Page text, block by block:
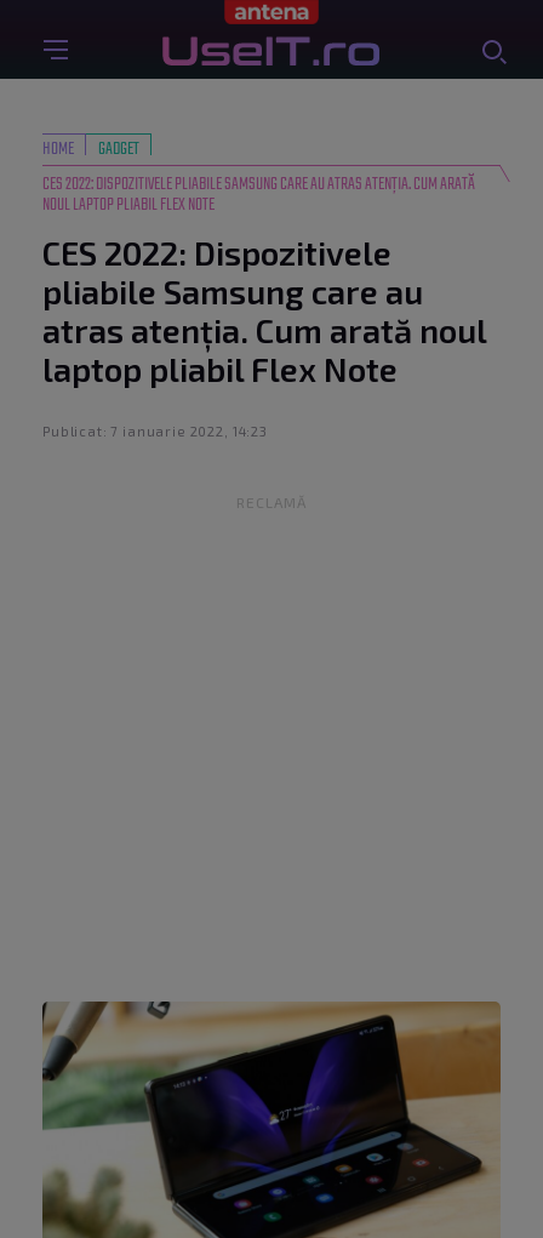
HOME
GADGET
CES 2022: DISPOZITIVELE PLIABILE SAMSUNG CARE AU ATRAS ATENȚIA. CUM ARATĂ
NOUL LAPTOP PLIABIL FLEX NOTE
CES 2022: Dispozitivele
pliabile Samsung care au
atras atenția. Cum arată noul
laptop pliabil Flex Note
Publicat: 7 ianuarie 2022, 14:23
RECLAMĂ